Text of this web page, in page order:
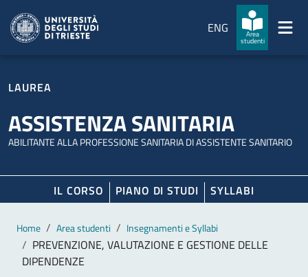
ENG
Area
studenti
LAUREA
ASSISTENZA SANITARIA
ABILITANTE ALLA PROFESSIONE SANITARIA DI ASSISTENTE SANITARIO
IL CORSO PIANO DI STUDI SYLLABI
Contenuto principale
Breadcrumb
Home Area studenti Insegnamenti e Syllabi
PREVENZIONE, VALUTAZIONE E GESTIONE DELLE
DIPENDENZE